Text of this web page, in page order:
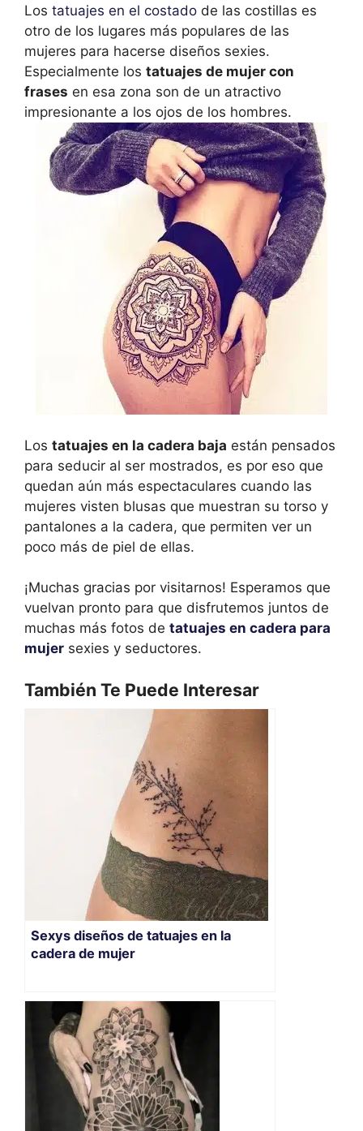
Los tatuajes en el costado de las costillas es
otro de los lugares más populares de las
mujeres para hacerse diseños sexies.
Especialmente los tatuajes de mujer con
frases en esa zona son de un atractivo
impresionante a los ojos de los hombres.
Los tatuajes en la cadera baja están pensados
para seducir al ser mostrados, es por eso que
quedan aún más espectaculares cuando las
mujeres visten blusas que muestran su torso y
pantalones a la cadera, que permiten ver un
poco más de piel de ellas.
¡Muchas gracias por visitarnos! Esperamos que
vuelvan pronto para que disfrutemos juntos de
muchas más fotos de tatuajes en cadera para
mujer sexies y seductores.
También Te Puede Interesar
Sexys diseños de tatuajes en la
cadera de mujer